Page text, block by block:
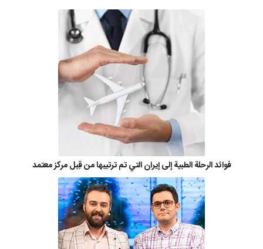
فوائد الرحلة الطبية إلى إيران التي تم ترتيبها من قِبل مركز معتمد